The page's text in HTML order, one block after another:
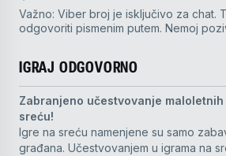
Važno: Viber broj je isključivo za chat.
odgovoriti pismenim putem. Nemoj
IGRAJ ODGOVORNO
Zabranjeno učestvovanje
sreću!
Igre na sreću namenjene su samo
građana. Učestvovanjem u igrama na